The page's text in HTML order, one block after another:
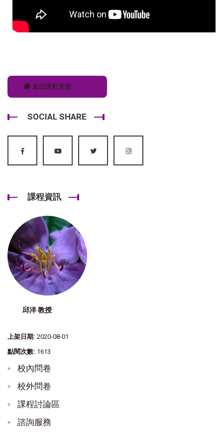
返回課程頁面
SOCIAL SHARE
課程資訊
邱洋 教授
上架日期: 2020-08-01
點閱次數: 1613
校內問卷
校外問卷
課程討論區
諮詢服務